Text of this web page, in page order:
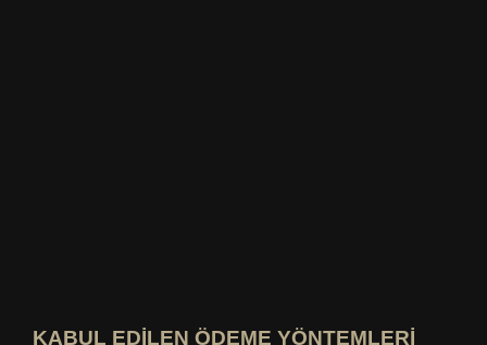
KABUL EDİLEN ÖDEME YÖNTEMLERİ